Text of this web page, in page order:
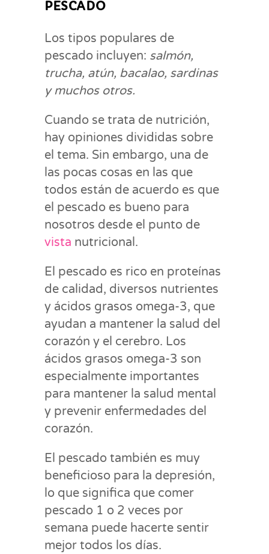
PESCADO
Los tipos populares de
pescado incluyen: salmón,
trucha, atún, bacalao, sardinas
y muchos otros.
Cuando se trata de nutrición,
hay opiniones divididas sobre
el tema. Sin embargo, una de
las pocas cosas en las que
todos están de acuerdo es que
el pescado es bueno para
nosotros desde el punto de
vista nutricional.
El pescado es rico en proteínas
de calidad, diversos nutrientes
y ácidos grasos omega-3, que
ayudan a mantener la salud del
corazón y el cerebro. Los
ácidos grasos omega-3 son
especialmente importantes
para mantener la salud mental
y prevenir enfermedades del
corazón.
El pescado también es muy
beneficioso para la depresión,
lo que significa que comer
pescado 1 o 2 veces por
semana puede hacerte sentir
mejor todos los días.